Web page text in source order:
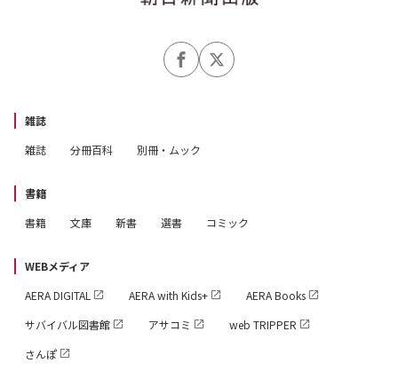
雑誌
雑誌
分冊百科 別冊・ムック
書籍
書籍
文庫 新書 選書 コミック
WEBメディア
AERA DIGITAL
AERA with Kids+
AERA Books
サバイバル図書館
アサコミ
web TRIPPER
さんぽ